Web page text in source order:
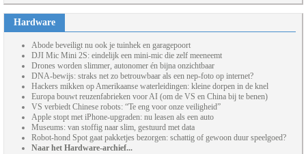
Hardware
Abode beveiligt nu ook je tuinhek en garagepoort
DJI Mic Mini 2S: eindelijk een mini-mic die zelf meeneemt
Drones worden slimmer, autonomer én bijna onzichtbaar
DNA-bewijs: straks net zo betrouwbaar als een nep-foto op internet?
Hackers mikken op Amerikaanse waterleidingen: kleine dorpen in de knel
Europa bouwt reuzenfabrieken voor AI (om de VS en China bij te benen)
VS verbiedt Chinese robots: “Te eng voor onze veiligheid”
Apple stopt met iPhone-upgraden: nu leasen als een auto
Museums: van stoffig naar slim, gestuurd met data
Robot-hond Spot gaat pakketjes bezorgen: schattig of gewoon duur speelgoed?
Naar het Hardware-archief...